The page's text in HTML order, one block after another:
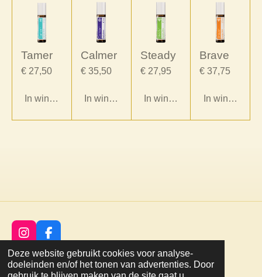
Deze website gebruikt cookies voor analyse-
doeleinden en/of het tonen van advertenties. Door
Tamer
€ 27,50
In winkelwagen
Calmer
€ 35,50
In winkelwagen
Steady
€ 27,95
In winkelwagen
Brave
€ 37,75
In
I
s
t
F
c
e
©2021 natuurlijk voor mij
Powered byJouwWeb